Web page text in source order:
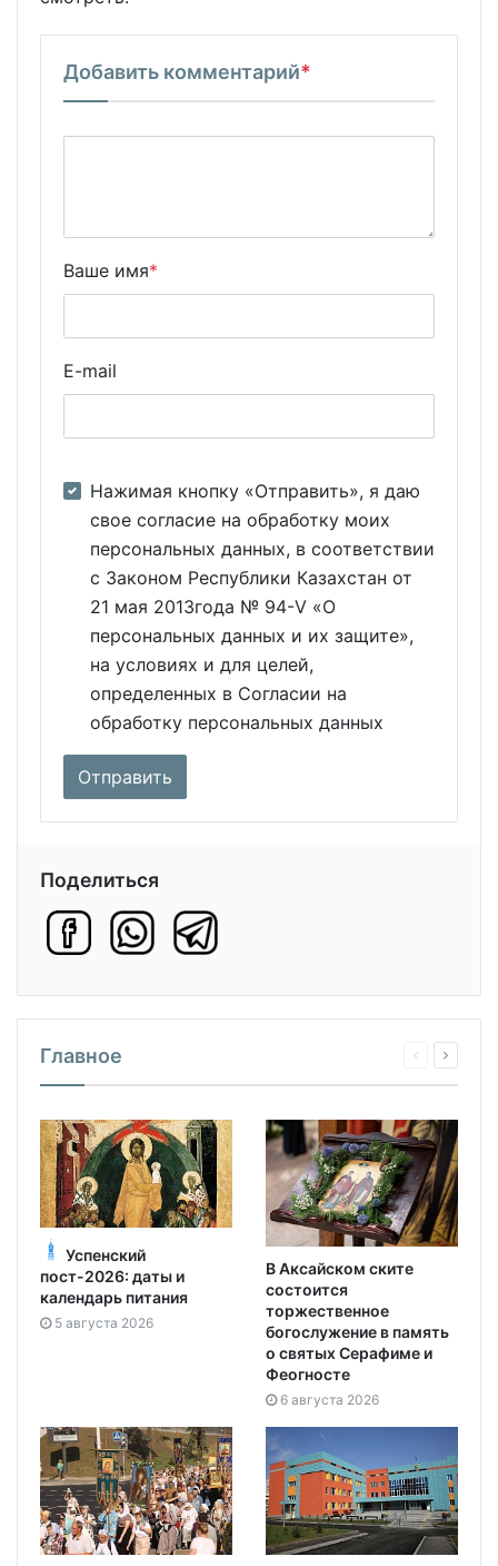
Добавить комментарий*
Ваше имя*
E-mail
Нажимая кнопку «Отправить», я даю
свое согласие на обработку моих
персональных данных, в соответствии
с Законом Республики Казахстан от
21 мая 2013года № 94-V «О
персональных данных и их защите»,
на условиях и для целей,
определенных в Согласии на
обработку персональных данных
Поделиться
Главное
Успенский
пост-2026: даты и
календарь питания
5 августа 2026
В Аксайском ските
состоится
торжественное
богослужение в память
о святых Серафиме и
Феогносте
6 августа 2026